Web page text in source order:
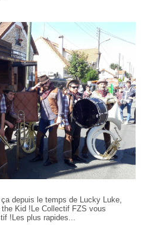
depuis le temps de Lucky Luke,
Kid !Le Collectif FZS vous
!Les plus rapides...